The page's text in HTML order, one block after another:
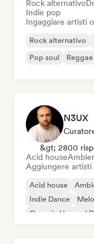
Rock alternativo
Indie pop
Ingaggiare artisti
Rock alternativo
Pop soul
Reggae
N3UX
&gt; 2800
Acid house
Aggiungere artisti
Acid house
Indie Dance
Organic House /